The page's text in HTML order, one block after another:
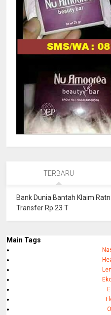
TERBARU
Bank Dunia Bantah Klaim
Transfer Rp 23 T
Main Tags